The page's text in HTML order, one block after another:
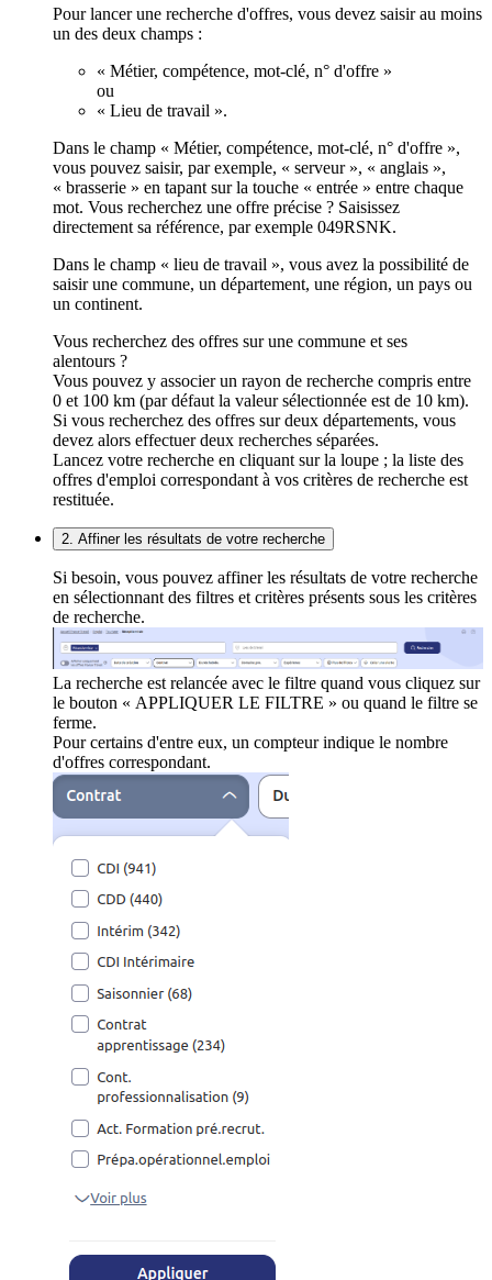
Pour lancer une recherche d'offres, vous devez saisir au moins
un des deux champs :
« Métier, compétence, mot-clé, n° d'offre »
ou
« Lieu de travail ».
Dans le champ « Métier, compétence, mot-clé, n° d'offre »,
vous pouvez saisir, par exemple, « serveur », « anglais »,
« brasserie » en tapant sur la touche « entrée » entre chaque
mot. Vous recherchez une offre précise ? Saisissez
directement sa référence, par exemple 049RSNK.
Dans le champ « lieu de travail », vous avez la possibilité de
saisir une commune, un département, une région, un pays ou
un continent.
Vous recherchez des offres sur une commune et ses
alentours ?
Vous pouvez y associer un rayon de recherche compris entre
0 et 100 km (par défaut la valeur sélectionnée est de 10 km).
Si vous recherchez des offres sur deux départements, vous
devez alors effectuer deux recherches séparées.
Lancez votre recherche en cliquant sur la loupe ; la liste des
offres d'emploi correspondant à vos critères de recherche est
restituée.
2. Affiner les résultats de votre recherche
Si besoin, vous pouvez affiner les résultats de votre recherche
en sélectionnant des filtres et critères présents sous les critères
de recherche.
La recherche est relancée avec le filtre quand vous cliquez sur
le bouton « APPLIQUER LE FILTRE » ou quand le filtre se
ferme.
Pour certains d'entre eux, un compteur indique le nombre
d'offres correspondant.